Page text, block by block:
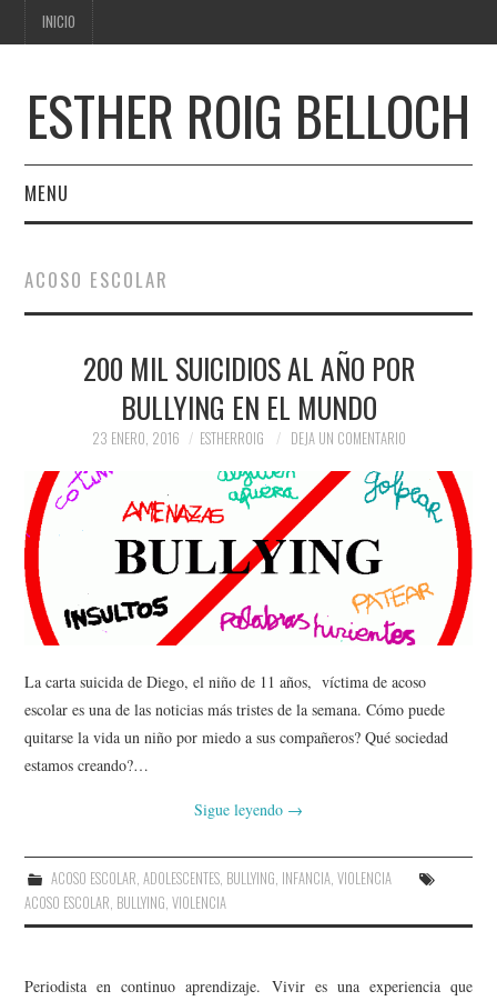
INICIO
ESTHER ROIG BELLOCH
MENU
ACOSO ESCOLAR
200 MIL SUICIDIOS AL AÑO POR
BULLYING EN EL MUNDO
23 ENERO, 2016 ESTHERROIG DEJA UN COMENTARIO
La carta suicida de Diego, el niño de 11 años, víctima de acoso
escolar es una de las noticias más tristes de la semana. Cómo puede
quitarse la vida un niño por miedo a sus compañeros? Qué sociedad
estamos creando?…
Sigue leyendo →
ACOSO ESCOLAR, ADOLESCENTES, BULLYING, INFANCIA, VIOLENCIA
ACOSO ESCOLAR, BULLYING,VIOLENCIA
Periodista en continuo aprendizaje. Vivir es una experiencia que